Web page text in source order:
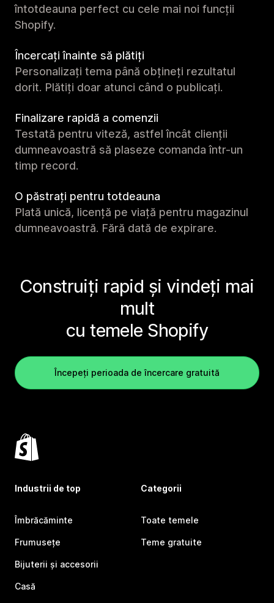
întotdeauna perfect cu cele mai noi funcții
Shopify.
Încercați înainte să plătiți
Personalizați tema până obțineți rezultatul
dorit. Plătiți doar atunci când o publicați.
Finalizare rapidă a comenzii
Testată pentru viteză, astfel încât clienții
dumneavoastră să plaseze comanda într-un
timp record.
O păstrați pentru totdeauna
Plată unică, licență pe viață pentru magazinul
dumneavoastră. Fără dată de expirare.
Construiți rapid și vindeți mai
mult
cu temele Shopify
Începeți perioada de încercare gratuită
Industrii de top
Îmbrăcăminte
Frumusețe
Bijuterii și accesorii
Casă
Categorii
Toate temele
Teme gratuite